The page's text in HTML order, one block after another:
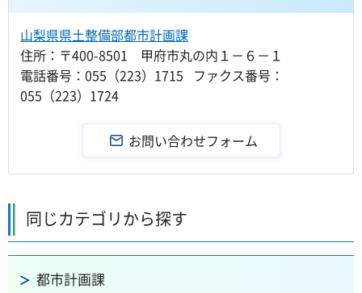
山梨県県土整備部都市計画課
住所：〒400-8501 甲府市丸の内１－６－１
電話番号：055（223）1715 ファクス番号：
055（223）1724
同じカテゴリから探す
都市計画課